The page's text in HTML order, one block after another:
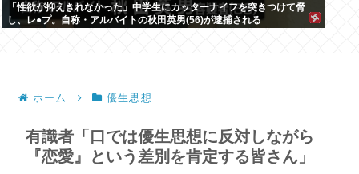
「性欲が抑えきれなかった」中学生にカッターナイフを突きつけて脅
し、レ●プ。自称・アルバイトの秋田英男(56)が逮捕される
ホーム 優生思想
有識者「口では優生思想に反対しながら
『恋愛』という差別を肯定する皆さん」